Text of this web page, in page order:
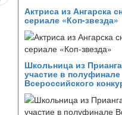
Актриса из Ангарска
сериале «Коп-звезда»
Школьница из
участие в полуфинале
Всероссийского